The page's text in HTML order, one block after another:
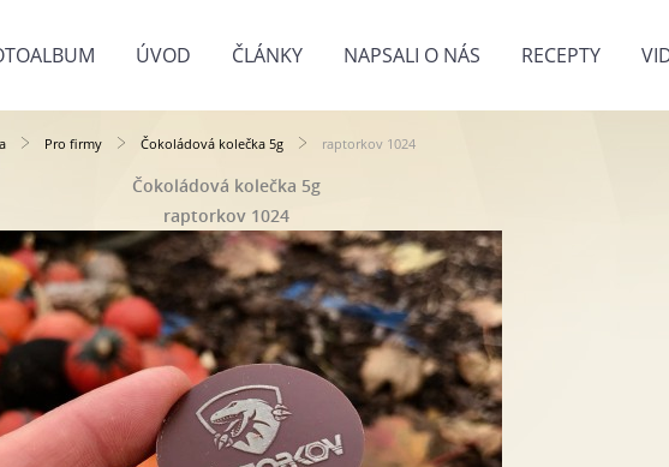
ÚVOD ČLÁNKY NAPSALI O NÁS RECEPTY
Pro firmy Čokoládová kolečka 5g raptorkov 1024
Čokoládová kolečka 5g
raptorkov 1024